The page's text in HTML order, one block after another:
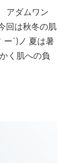
アダムワン
回は秋冬の肌
´)ノ 夏は暑
く肌への負